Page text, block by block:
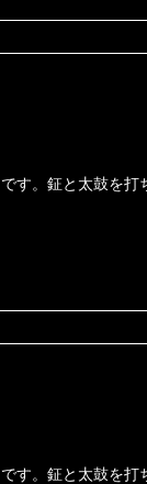
す。鉦と太鼓を打
す。鉦と太鼓を打